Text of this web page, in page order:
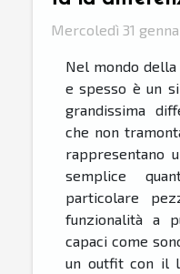
Mercoledì 31
Nel mondo
e spesso è un
grandissima
che non
rappresentano
semplice
particolare
funzionalità a
capaci come
un outfit con il